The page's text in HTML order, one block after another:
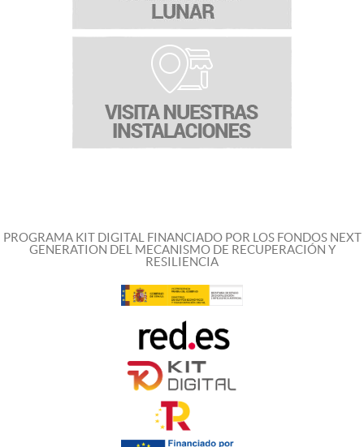
PROGRAMA KIT DIGITAL FINANCIADO POR LOS FONDOS NEXT
GENERATION DEL MECANISMO DE RECUPERACIÓN Y
RESILIENCIA